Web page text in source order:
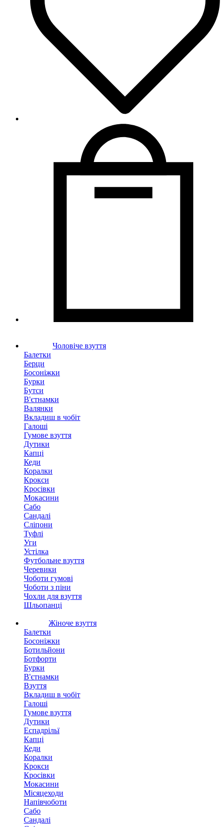
Чоловіче взуття
Балетки
Берци
Босоніжки
Бурки
Бутси
В'єтнамки
Валянки
Вкладиш в чобіт
Галоші
Гумове взуття
Дутики
Капці
Кеди
Коралки
Крокси
Кросівки
Мокасини
Сабо
Сандалі
Сліпони
Туфлі
Уги
Устілка
Футбольне взуття
Черевики
Чоботи гумові
Чоботи з піни
Чохли для взуття
Шльопанці
Жіноче взуття
Балетки
Босоніжки
Ботильйони
Ботфорти
Бурки
В'єтнамки
Взуття
Вкладиш в чобіт
Галоші
Гумове взуття
Дутики
Еспадрільї
Капці
Кеди
Коралки
Крокси
Кросівки
Мокасини
Місяцеходи
Напівчоботи
Сабо
Сандалі